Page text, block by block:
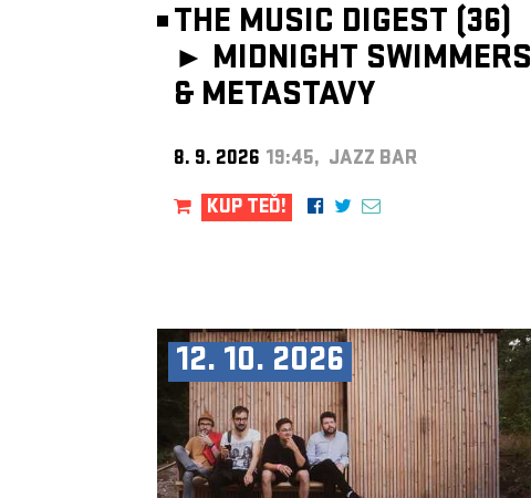
THE MUSIC DIGEST (36)
► MIDNIGHT SWIMMERS
& METASTAVY
8. 9. 2026 19:45, JAZZ BAR
KUP TEĎ!
12. 10. 2026